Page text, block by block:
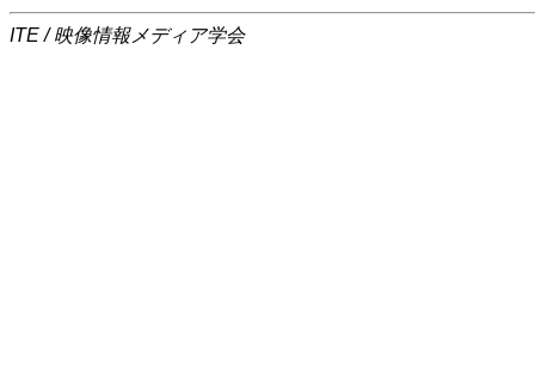
ITE / 映像情報メディア学会